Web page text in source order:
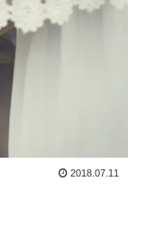
2018.07.11